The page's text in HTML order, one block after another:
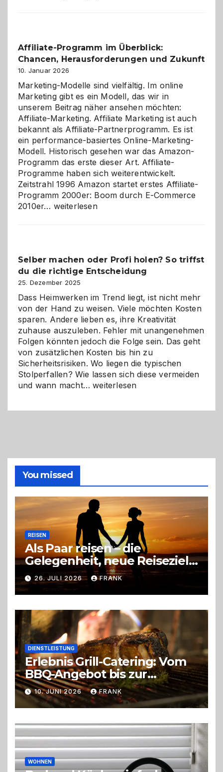
Affiliate-Programm im Überblick:
Chancen, Herausforderungen und Zukunft
10. Januar 2026
Marketing-Modelle sind vielfältig. Im online
Marketing gibt es ein Modell, das wir in
unserem Beitrag näher ansehen möchten:
Affiliate-Marketing. Affiliate Marketing ist auch
bekannt als Affiliate-Partnerprogramm. Es ist
ein performance-basiertes Online-Marketing-
Modell. Historisch gesehen war das Amazon-
Programm das erste dieser Art. Affiliate-
Programme haben sich weiterentwickelt.
Zeitstrahl 1996 Amazon startet erstes Affiliate-
Programm 2000er: Boom durch E-Commerce
2010er… Affiliate-
Herausforderungen
und
Zukunft
weiterlesen
Selber machen oder Profi holen? So triffst
du die richtige Entscheidung
25. Dezember 2025
Dass Heimwerken im Trend liegt, ist nicht mehr
von der Hand zu weisen. Viele möchten Kosten
sparen. Andere lieben es, ihre Kreativität
zuhause auszuleben. Fehler mit unangenehmen
Folgen könnten jedoch die Folge sein. Das geht
von zusätzlichen Kosten bis hin zu
Sicherheitsrisiken. Wo liegen die typischen
Stolperfallen? Wie lassen sich diese vermeiden
und wann macht…Selber
richtige
Entscheidung
weiterlesen
You missed
REISEN
Als Paar reisen – die
Gelegenheit, neue Reiseziele
zu entdecken
26. JULI 2026 FRANK
DIENSTLEISTUNG
Erlebnis Grill-Catering: Vom
BBQ-Angebot bis zur
perfekten Eventorganisation
Trend zu Outdoor-Events,
Erlebnisgastronomie und
Live-Cooking
10. JUNI 2026 FRANK
WOHNEN